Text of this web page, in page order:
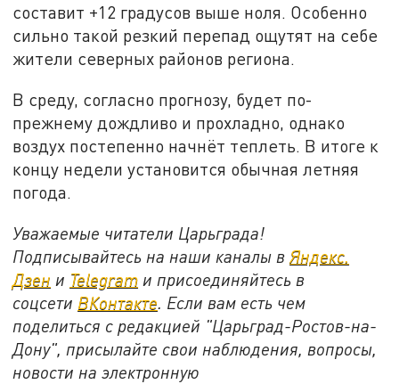
составит +12 градусов выше ноля. Особенно
сильно такой резкий перепад ощутят на себе
жители северных районов региона.
В среду, согласно прогнозу, будет по-
прежнему дождливо и прохладно, однако
воздух постепенно начнёт теплеть. В итоге к
концу недели установится обычная летняя
погода.
Уважаемые читатели Царьграда!
Подписывайтесь на наши каналы вЯндекс.
Дзен и Telegram и присоединяйтесь в
соцсети ВКонтакте. Если вам есть чем
поделиться с редакцией "Царьград-Ростов-на-
Дону", присылайте свои наблюдения, вопросы,
новости на электронную